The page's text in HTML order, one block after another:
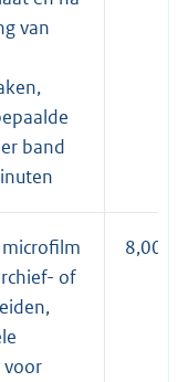
van
band
of
voor
8,00